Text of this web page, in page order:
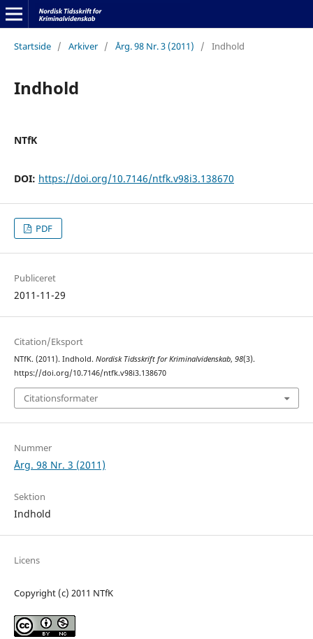
Startside / Arkiver / Årg. 98 Nr. 3 (2011) / Indhold
Indhold
NTfK
DOI: https://doi.org/10.7146/ntfk.v98i3.138670
PDF
Publiceret
2011-11-29
Citation/Eksport
NTfK. (2011). Indhold. Nordisk Tidsskrift for Kriminalvidenskab, 98(3).
https://doi.org/10.7146/ntfk.v98i3.138670
Citationsformater
Nummer
Årg. 98 Nr. 3 (2011)
Sektion
Indhold
Licens
Copyright (c) 2011 NTfK